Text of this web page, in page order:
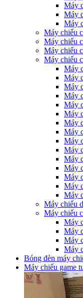
Máy
Máy
Máy
Máy chiếu
Máy chiếu
Máy chiếu
Máy chiếu
Máy
Máy
Máy
Máy
Máy
Máy
Máy
Máy
Máy
Máy
Máy
Máy
Máy
Máy
Máy
Máy chiếu
Máy chiếu
Máy
Máy
Máy
Máy
Bóng đèn máy
Máy chiếu game